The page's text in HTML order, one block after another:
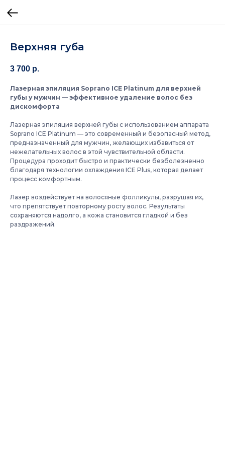
Верхняя губа
3 700 р.
Лазерная эпиляция Soprano ICE Platinum для верхней
губы у мужчин — эффективное удаление волос без
дискомфорта
Лазерная эпиляция верхней губы с использованием аппарата
Soprano ICE Platinum — это современный и безопасный метод,
предназначенный для мужчин, желающих избавиться от
нежелательных волос в этой чувствительной области.
Процедура проходит быстро и практически безболезненно
благодаря технологии охлаждения ICE Plus, которая делает
процесс комфортным.
Лазер воздействует на волосяные фолликулы, разрушая их,
что препятствует повторному росту волос. Результаты
сохраняются надолго, а кожа становится гладкой и без
раздражений.